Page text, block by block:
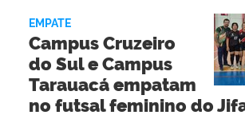
Silva
e
Silva
EMPATE
Campus Cruzeiro
do Sul e Campus
Tarauacá empatam
no futsal feminino do